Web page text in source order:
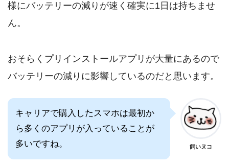
様にバッテリーの減りが速く確実に1日は持ちませ
ん。
おそらくプリインストールアプリが大量にあるので
バッテリーの減りに影響しているのだと思います。
キャリアで購入したスマホは最初か
ら多くのアプリが入っていることが
多いですね。
飼いヌコ